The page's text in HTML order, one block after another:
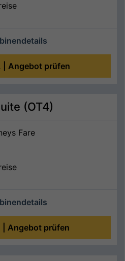
Angebot prüfen
(OT4)
Fare
Angebot prüfen